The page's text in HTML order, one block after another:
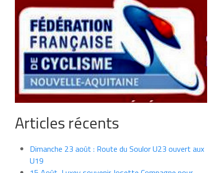
Articles récents
Dimanche 23 août : Route du Soulor U23 ouvert aux
U19